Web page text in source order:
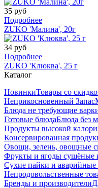
35 руб
Подробнее
ZUKO 'Малина', 20г
34 руб
Подробнее
ZUKO 'Клюква', 25 г
Каталог
НовинкиТовары со
Неприкосновенный Запас
Блюда не требующие
Готовые блюдаБлюда без
Продукты высокой
Консервированная
Овощи, зелень, овощные
Фрукты и ягоды сушёные
Сухие пайки и
Непродовольственные
Бренды и производители